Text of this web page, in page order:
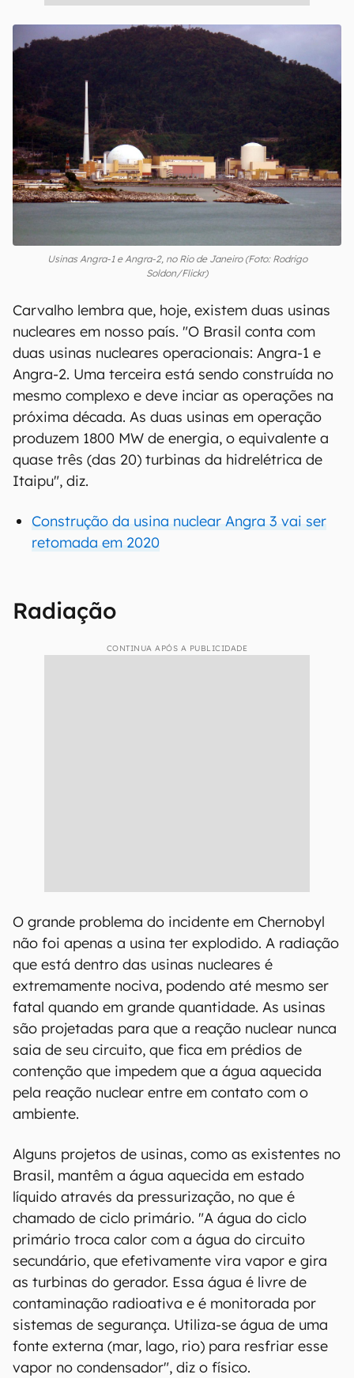
Usinas Angra-1 e Angra-2, no Rio de Janeiro (Foto: Rodrigo
Soldon/Flickr)
Carvalho lembra que, hoje, existem duas usinas
nucleares em nosso país. "O Brasil conta com
duas usinas nucleares operacionais: Angra-1 e
Angra-2. Uma terceira está sendo construída no
mesmo complexo e deve inciar as operações na
próxima década. As duas usinas em operação
produzem 1800 MW de energia, o equivalente a
quase três (das 20) turbinas da hidrelétrica de
Itaipu", diz.
Construção da usina nuclear Angra 3 vai ser
retomada em 2020
Radiação
CONTINUA APÓS A PUBLICIDADE
O grande problema do incidente em Chernobyl
não foi apenas a usina ter explodido. A radiação
que está dentro das usinas nucleares é
extremamente nociva, podendo até mesmo ser
fatal quando em grande quantidade. As usinas
são projetadas para que a reação nuclear nunca
saia de seu circuito, que fica em prédios de
contenção que impedem que a água aquecida
pela reação nuclear entre em contato com o
ambiente.
Alguns projetos de usinas, como as existentes no
Brasil, mantêm a água aquecida em estado
líquido através da pressurização, no que é
chamado de ciclo primário. "A água do ciclo
primário troca calor com a água do circuito
secundário, que efetivamente vira vapor e gira
as turbinas do gerador. Essa água é livre de
contaminação radioativa e é monitorada por
sistemas de segurança. Utiliza-se água de uma
fonte externa (mar, lago, rio) para resfriar esse
vapor no condensador", diz o físico.